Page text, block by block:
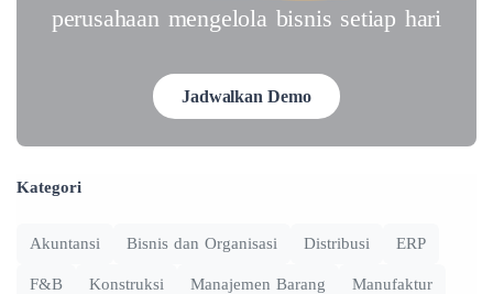
perusahaan mengelola bisnis setiap hari
Jadwalkan Demo
Kategori
Akuntansi Bisnis dan Organisasi Distribusi ERP
F&B Konstruksi Manajemen Barang Manufaktur